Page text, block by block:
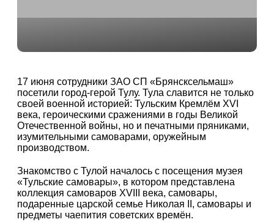
17 июня сотрудники ЗАО СП «Брянсксельмаш»
посетили город-герой Тулу. Тула славится не только
своей военной историей: Тульским Кремлём XVI
века, героическими сражениями в годы Великой
Отечественной войны, но и печатными пряниками,
изумительными самоварами, оружейным
производством.
Знакомство с Тулой началось с посещения музея
«Тульские самовары», в котором представлена
коллекция самоваров XVIII века, самовары,
подаренные царской семье Николая II, самовары и
предметы чаепития советских времён.